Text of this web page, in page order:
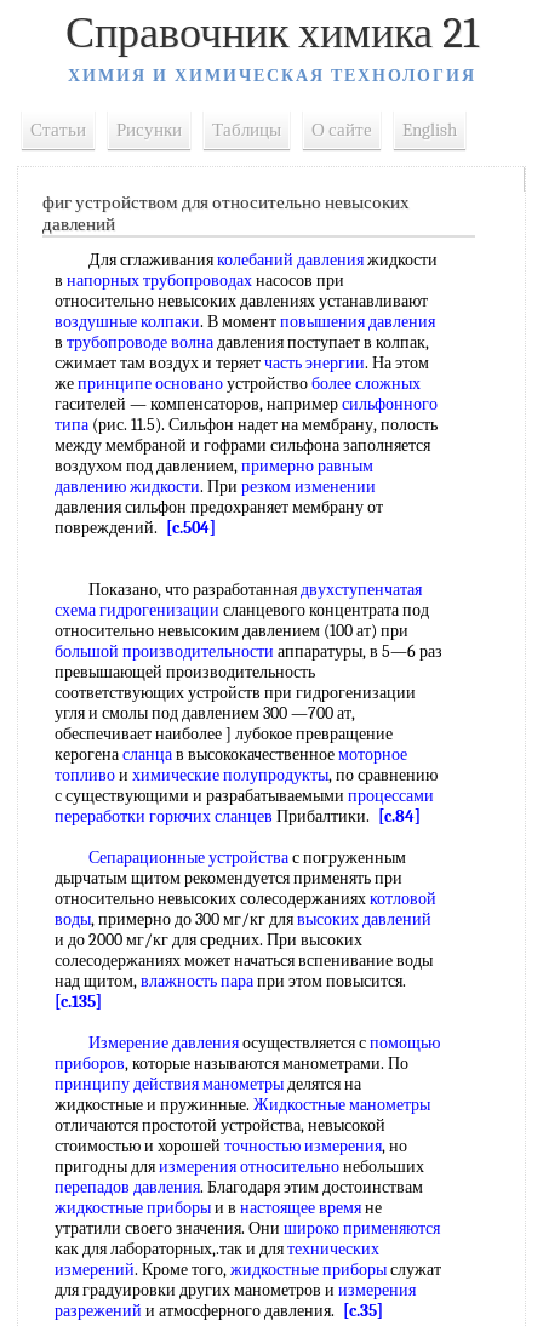
Справочник химика 21
ХИМИЯ И ХИМИЧЕСКАЯ ТЕХНОЛОГИЯ
Статьи Рисунки Таблицы О сайте English
фиг устройством для относительно невысоких
давлений
Для сглаживанияколебаний давленияжидкости
в напорных трубопроводахнасосов при
относительно невысоких давлениях устанавливают
воздушные колпаки. В моментповышения давления
в трубопроводе волнадавления поступает в колпак,
сжимает там воздух и теряетчасть энергии. На этом
жепринципе основаноустройствоболее сложных
гасителей — компенсаторов, напримерсильфонного
типа (рис. 11.5). Сильфон надет на мембрану, полость
между мембраной и гофрами сильфона заполняется
воздухом под давлением,примерно равным
давлению жидкости. При резком изменении
давления сильфон предохраняет мембрану от
повреждений.
[c.504]
Показано, что разработаннаядвухступенчатая
схема гидрогенизации сланцевого концентрата под
относительно невысоким давлением (100 ат) при
большой производительности аппаратуры, в 5—6 раз
превышающей производительность
соответствующих устройств при гидрогенизации
угля и смолы под давлением 300 —700 ат,
обеспечивает наиболее ] лубокое превращение
керогенасланцав высококачественноемоторное
топливои химические полупродукты, по сравнению
с существующими и разрабатываемыми процессами
переработки горючих сланцев Прибалтики.
[c.84]
Сепарационные устройствас погруженным
дырчатым щитом рекомендуется применять при
относительно невысоких солесодержанияхкотловой
воды, примерно до 300 мг/кг длявысоких давлений
и до 2000 мг/кг для средних. При высоких
солесодержаниях может начаться вспенивание воды
над щитом,влажность парапри этом повысится.
[c.135]
Измерение давленияосуществляется спомощью
приборов, которые называются манометрами. По
принципу действия манометрыделятся на
жидкостные и пружинные. Жидкостные манометры
отличаются простотой устройства, невысокой
стоимостью и хорошей точностью измерения, но
пригодны дляизмерения относительнонебольших
перепадов давления. Благодаря этим достоинствам
жидкостные приборыи в настоящее времяне
утратили своего значения. Они широко применяются
как для лабораторных,.так и длятехнических
измерений. Кроме того,жидкостные приборыслужат
для градуировки других манометров и измерения
разрежений и атмосферного давления.
[c.35]